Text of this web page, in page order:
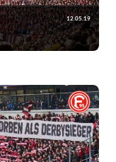
12.05.19